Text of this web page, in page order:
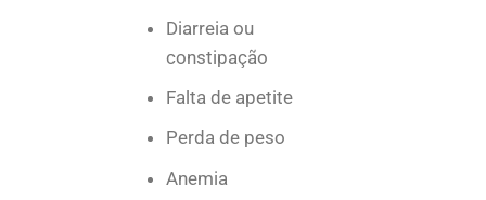
Diarreia ou
constipação
Falta de apetite
Perda de peso
Anemia